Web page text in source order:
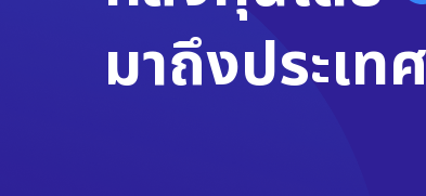
มาถึงประเท